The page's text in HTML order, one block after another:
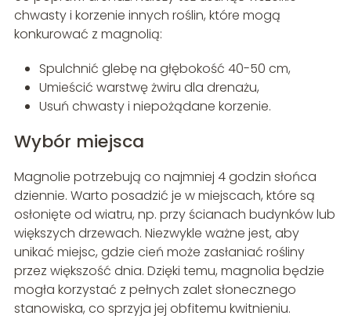
chwasty i korzenie innych roślin, które mogą
konkurować z magnolią:
Spulchnić glebę na głębokość 40-50 cm,
Umieścić warstwę żwiru dla drenażu,
Usuń chwasty i niepożądane korzenie.
Wybór miejsca
Magnolie potrzebują co najmniej 4 godzin słońca
dziennie. Warto posadzić je w miejscach, które są
osłonięte od wiatru, np. przy ścianach budynków lub
większych drzewach. Niezwykle ważne jest, aby
unikać miejsc, gdzie cień może zasłaniać rośliny
przez większość dnia. Dzięki temu, magnolia będzie
mogła korzystać z pełnych zalet słonecznego
stanowiska, co sprzyja jej obfitemu kwitnieniu.